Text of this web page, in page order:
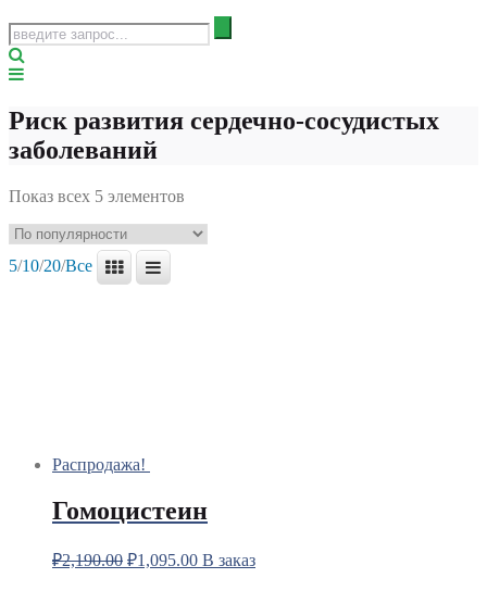
Риск развития сердечно-сосудистых
заболеваний
Показ всех 5 элементов
5/10/20/Все
Распродажа!
Гомоцистеин
₽2,190.00 ₽1,095.00 В заказ